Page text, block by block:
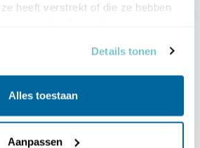
heeft verstrekt of die ze hebben
Details tonen
Alles toestaan
Aanpassenvoor € 36,00 per jaar